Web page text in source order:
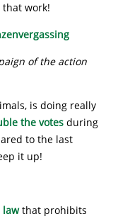
work!
of the action
is doing really
the votes during
to the last
it up!
lawthat prohibits